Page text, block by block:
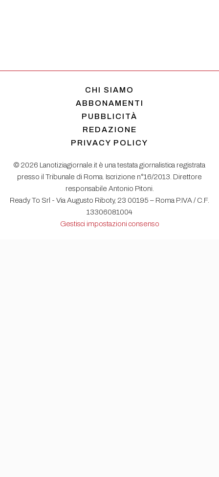
CHI SIAMO
ABBONAMENTI
PUBBLICITÀ
REDAZIONE
PRIVACY POLICY
© 2026 Lanotiziagiornale.it è una testata giornalistica registrata
presso il Tribunale di Roma. Iscrizione n°16/2013. Direttore
responsabile Antonio Pitoni.
Ready To Srl - Via Augusto Riboty, 23 00195 – Roma P.IVA / C.F.
13306081004
Gestisci impostazioni consenso